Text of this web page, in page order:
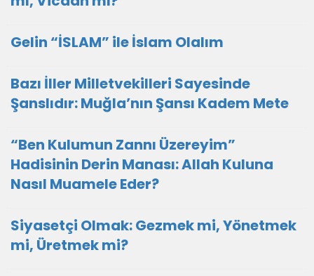
Gelin “İSLAM” ile İslam Olalım
Bazı İller Milletvekilleri Sayesinde
Şanslıdır: Muğla’nın Şansı Kadem Mete
“Ben Kulumun Zannı Üzereyim”
Hadisinin Derin Manası: Allah Kuluna
Nasıl Muamele Eder?
Siyasetçi Olmak: Gezmek mi, Yönetmek
mi, Üretmek mi?